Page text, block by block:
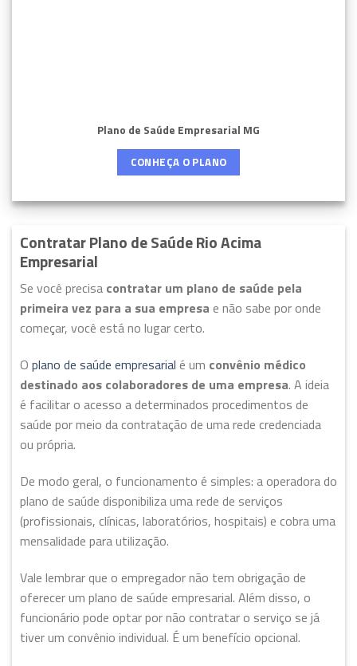
Plano de Saúde Empresarial MG
CONHEÇA O PLANO
Contratar Plano de Saúde Rio Acima
Empresarial
Se você precisa contratar um plano de saúde pela
primeira vez para a sua empresa e não sabe por onde
começar, você está no lugar certo.
O plano de saúde empresarial é um convênio médico
destinado aos colaboradores de uma empresa. A ideia
é facilitar o acesso a determinados procedimentos de
saúde por meio da contratação de uma rede credenciada
ou própria.
De modo geral, o funcionamento é simples: a operadora do
plano de saúde disponibiliza uma rede de serviços
(profissionais, clínicas, laboratórios, hospitais) e cobra uma
mensalidade para utilização.
Vale lembrar que o empregador não tem obrigação de
oferecer um plano de saúde empresarial. Além disso, o
funcionário pode optar por não contratar o serviço se já
tiver um convênio individual. É um benefício opcional.